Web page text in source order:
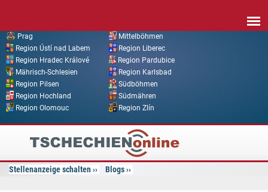
Prag
Mittelböhmen
Region Ústí nad Labem
Region Liberec
Region Hradec Králové
Region Pardubice
Mährisch-Schlesien
Region Karlsbad
Region Pilsen
Südböhmen
Region Hochland
Südmähren
Region Olomouc
Region Zlín
Tschechien
Online
Stellenanzeige schalten Blogs